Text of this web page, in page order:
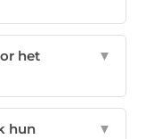
het
▼
hun
▼